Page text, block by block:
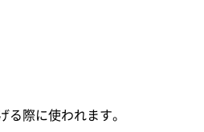
際に使われます。